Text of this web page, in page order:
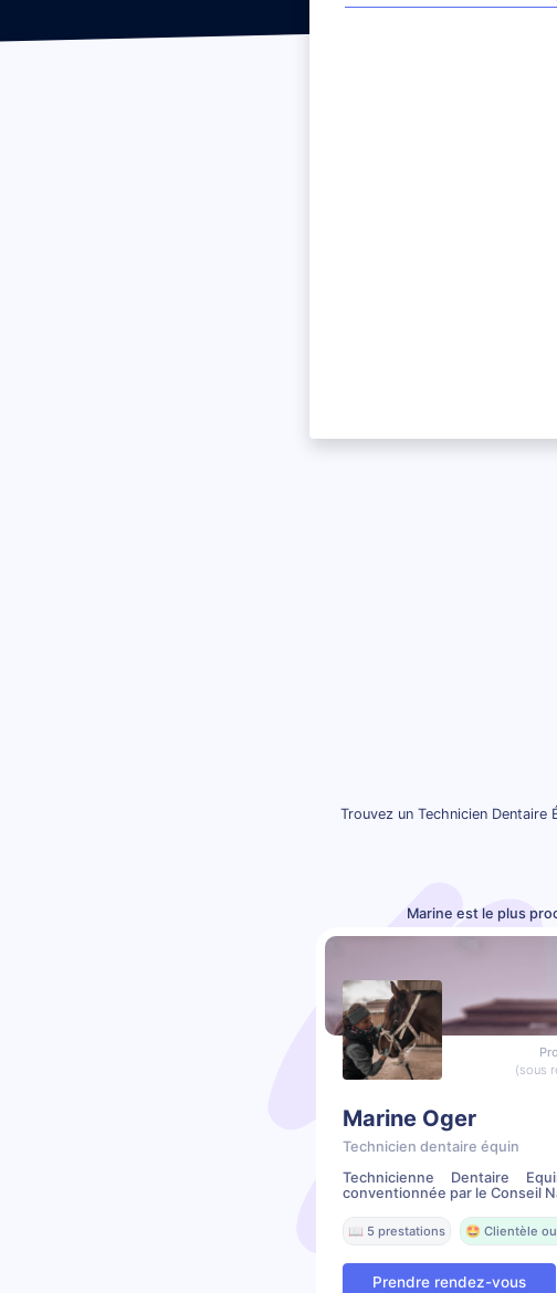
Trouvez un Technicien
Marine est le plus
(sous
Marine Oger
Technicien dentaire équin
Technicienne Dentaire
conventionnée par le Conseil
📖 5 prestations 🤩 Clientèle
Prendre rendez-vous